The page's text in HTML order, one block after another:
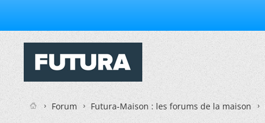
Forum Futura-Maison : les forums de la maison